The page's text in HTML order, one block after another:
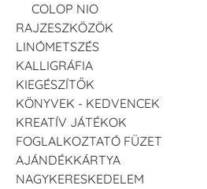
COLOP NIO
RAJZESZKÖZÖK
LINÓMETSZÉS
KALLIGRÁFIA
KIEGÉSZÍTŐK
KÖNYVEK - KEDVENCEK
KREATÍV JÁTÉKOK
FOGLALKOZTATÓ FÜZET
AJÁNDÉKKÁRTYA
NAGYKERESKEDELEM